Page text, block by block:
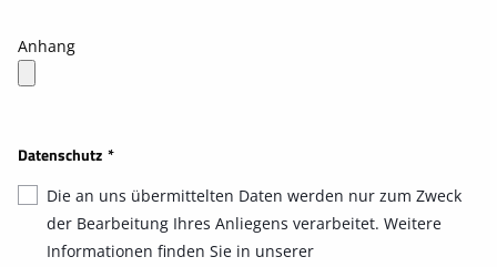
Anhang
Datenschutz *
Die an uns übermittelten Daten werden nur zum Zweck
der Bearbeitung Ihres Anliegens verarbeitet. Weitere
Informationen finden Sie in unserer